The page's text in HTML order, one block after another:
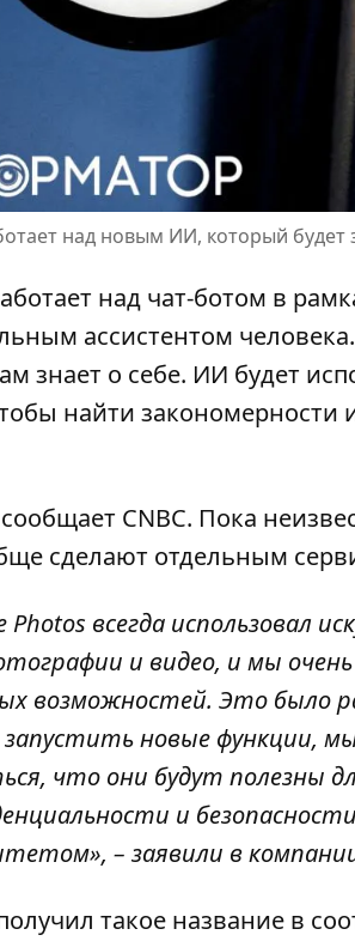
над новым ИИ, который
над чат-ботом в
ассистентом человека
знает о себе. ИИ будет
найти закономерности
CNBC. Пока
сделают отдельным
Photos всегда
и видео, и мы
возможностей. Это было
новые функции,
что они будут полезны
и
– заявили в
такое название в